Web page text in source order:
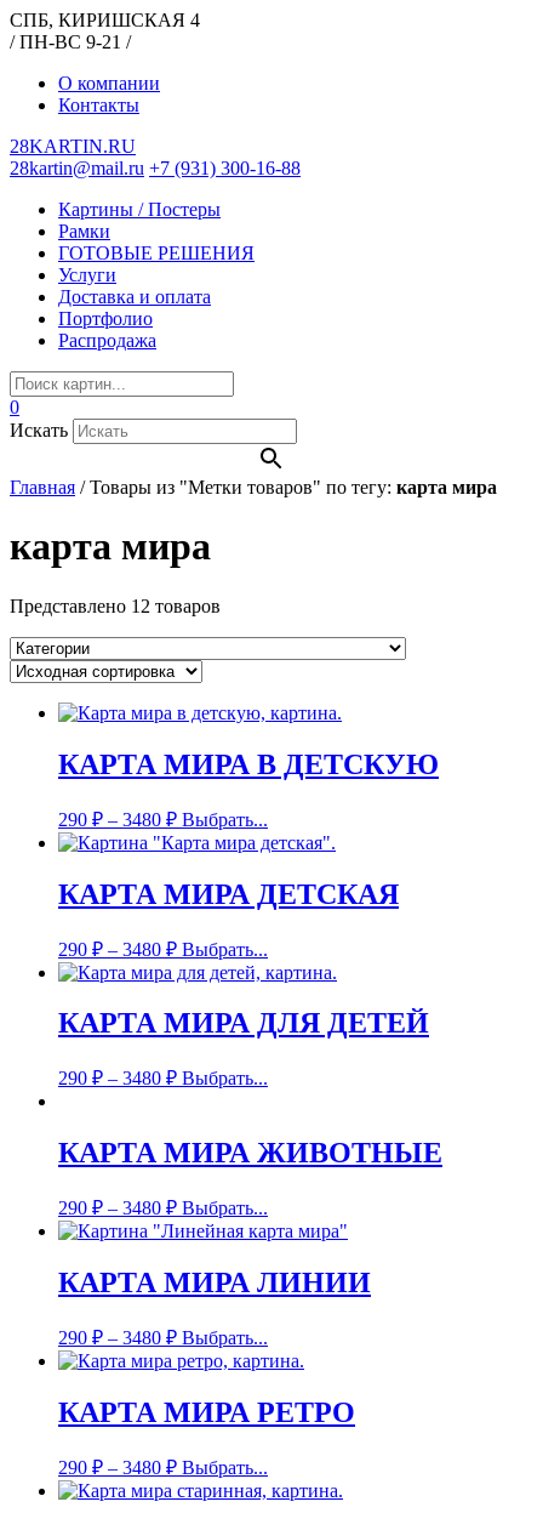
СПБ, КИРИШСКАЯ 4
/ ПН-ВС 9-21 /
О компании
Контакты
28KARTIN.RU
28kartin@mail.ru +7 (931) 300-16-88
Картины / Постеры
Рамки
ГОТОВЫЕ РЕШЕНИЯ
Услуги
Доставка и оплата
Портфолио
Распродажа
0
Искать
Главная /Товары из "Метки товаров" по тегу: карта мира
карта мира
Представлено 12 товаров
КАРТА МИРА В ДЕТСКУЮ
290 ₽ – 3480 ₽ Выбрать...
КАРТА МИРА ДЕТСКАЯ
290 ₽ – 3480 ₽ Выбрать...
КАРТА МИРА ДЛЯ ДЕТЕЙ
290 ₽ – 3480 ₽ Выбрать...
КАРТА МИРА ЖИВОТНЫЕ
290 ₽ – 3480 ₽ Выбрать...
КАРТА МИРА ЛИНИИ
290 ₽ – 3480 ₽ Выбрать...
КАРТА МИРА РЕТРО
290 ₽ – 3480 ₽ Выбрать...